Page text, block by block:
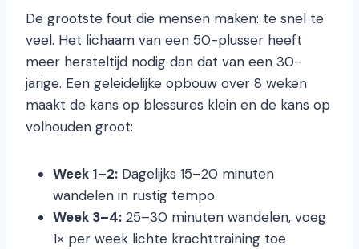
De grootste fout die mensen maken: te snel te
veel. Het lichaam van een 50-plusser heeft
meer hersteltijd nodig dan dat van een 30-
jarige. Een geleidelijke opbouw over 8 weken
maakt de kans op blessures klein en de kans op
volhouden groot:
Week 1–2: Dagelijks 15–20 minuten
wandelen in rustig tempo
Week 3–4: 25–30 minuten wandelen, voeg
1× per week lichte krachttraining toe